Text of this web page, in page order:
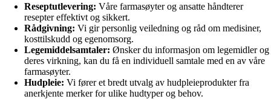
Reseptutlevering: Våre farmasøyter og ansatte håndterer
resepter effektivt og sikkert.
Rådgivning: Vi gir personlig veiledning og råd om medisiner,
kosttilskudd og egenomsorg.
Legemiddelsamtaler: Ønsker du informasjon om legemidler og
deres virkning, kan du få en individuell samtale med en av våre
farmasøyter.
Hudpleie: Vi fører et bredt utvalg av hudpleieprodukter fra
anerkjente merker for ulike hudtyper og behov.